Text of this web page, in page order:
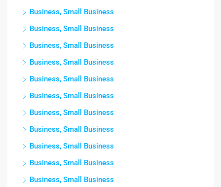
Business, Small Business
Business, Small Business
Business, Small Business
Business, Small Business
Business, Small Business
Business, Small Business
Business, Small Business
Business, Small Business
Business, Small Business
Business, Small Business
Business, Small Business